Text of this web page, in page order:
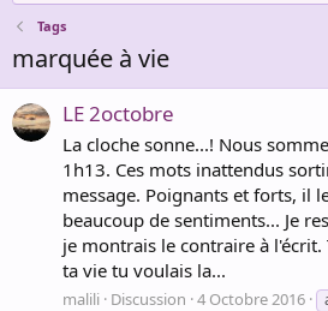
Tags
marquée à vie
LE 2octobre
La cloche sonne...! Nous
1h13. Ces mots inattendus
message. Poignants et forts, il
beaucoup de sentiments... Je
je montrais le contraire à
ta vie tu voulais la...
malili Discussion 4 Octobre 2016